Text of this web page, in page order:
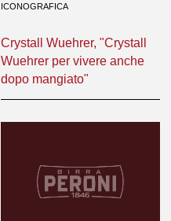
ICONOGRAFICA
Crystall Wuehrer, "Crystall
Wuehrer per vivere anche
dopo mangiato"